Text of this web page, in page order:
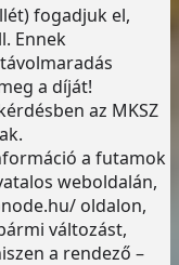
fogadjuk el,
Ennek
a díját!
az MKSZ
a futamok
weboldalán,
oldalon,
változást,
a rendező –